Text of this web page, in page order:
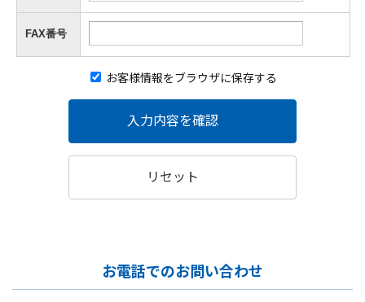
FAX番号
お客様情報をブラウザに保存する
入力内容を確認
リセット
お電話でのお問い合わせ